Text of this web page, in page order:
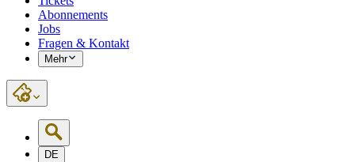
Abonnements
Jobs
Fragen & Kontakt
Mehr
DE